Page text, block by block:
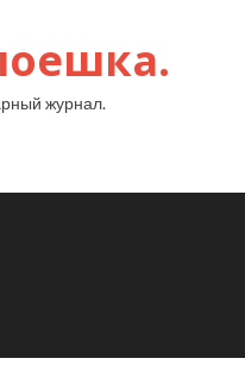
журнал.